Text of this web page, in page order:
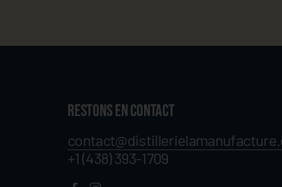
RESTONS EN CONTACT
+1 (438) 393-1709